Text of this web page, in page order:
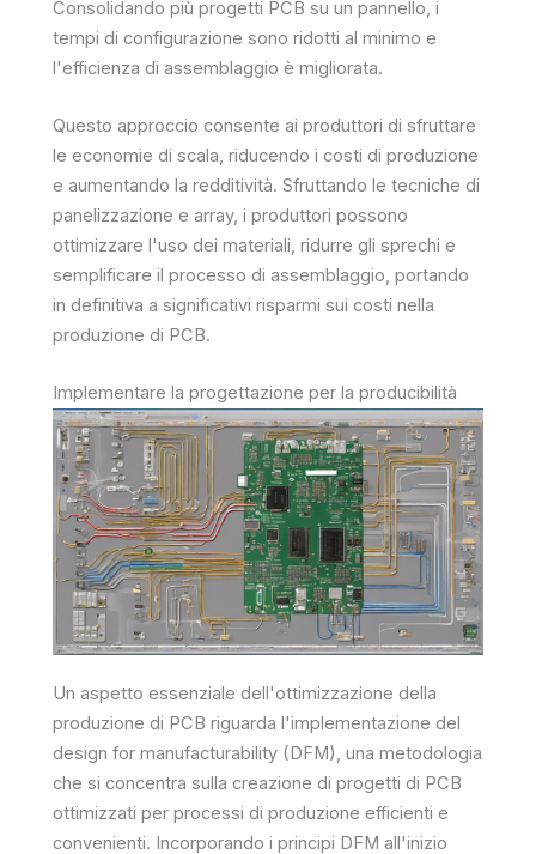
Consolidando più progetti PCB su un pannello, i
tempi di configurazione sono ridotti al minimo e
l'efficienza di assemblaggio è migliorata.
Questo approccio consente ai produttori di sfruttare
le economie di scala, riducendo i costi di produzione
e aumentando la redditività. Sfruttando le tecniche di
panelizzazione e array, i produttori possono
ottimizzare l'uso dei materiali, ridurre gli sprechi e
semplificare il processo di assemblaggio, portando
in definitiva a significativi risparmi sui costi nella
produzione di PCB.
Implementare la progettazione per la producibilità
Un aspetto essenziale dell'ottimizzazione della
produzione di PCB riguarda l'implementazione del
design for manufacturability (DFM), una metodologia
che si concentra sulla creazione di progetti di PCB
ottimizzati per processi di produzione efficienti e
convenienti. Incorporando i principi DFM all'inizio